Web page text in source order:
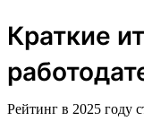
Краткие
Рейтинг в 2025 году